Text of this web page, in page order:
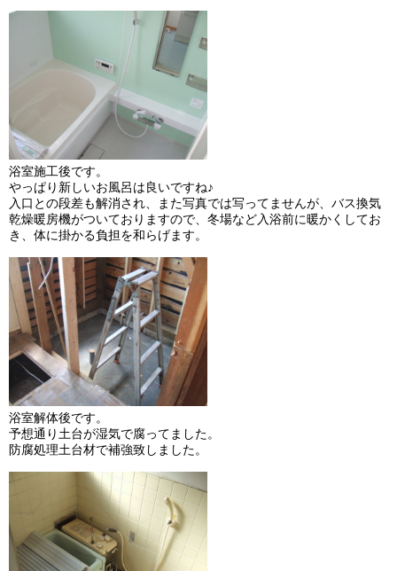
浴室施工後です。
やっぱり新しいお風呂は良いですね♪
入口との段差も解消され、また写真では写ってませんが、バス換気
乾燥暖房機がついておりますので、冬場など入浴前に暖かくしてお
き、体に掛かる負担を和らげます。
浴室解体後です。
予想通り土台が湿気で腐ってました。
防腐処理土台材で補強致しました。